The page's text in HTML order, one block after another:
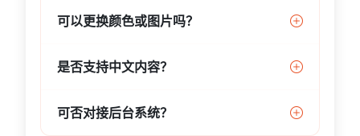
可以更换颜色或图片吗？
是否支持中文内容？
可否对接后台系统？